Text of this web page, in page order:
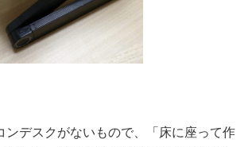
ンデスクがないもので、「床に座って作